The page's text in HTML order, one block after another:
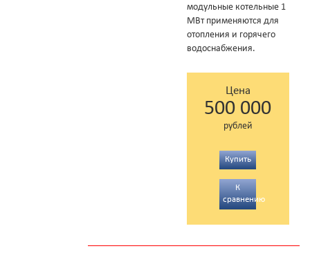
модульные котельные 1
МВт применяются для
отопления и горячего
водоснабжения.
Цена
500 000
рублей
Купить
К
сравнению